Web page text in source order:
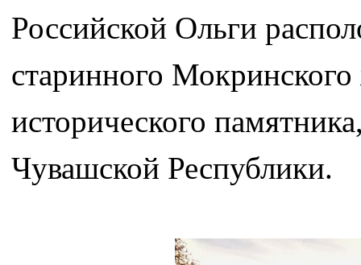
Российской Ольги
старинного
исторического
Чувашской Республики.